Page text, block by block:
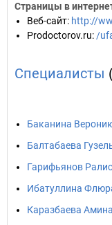
Страницы в
Веб-сайт: http://
Prodoctorov.ru: /
Специалисты
Баканина
Балтабаева
Гарифьянов
Ибатуллина
Каразбаева